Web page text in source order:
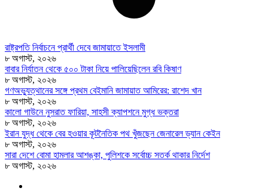
রাষ্ট্রপতি নির্বাচনে প্রার্থী দেবে জামায়াতে ইসলামী
৮ অগাস্ট, ২০২৬
বাবার নির্যাতন থেকে ৫০০ টাকা নিয়ে পালিয়েছিলেন রবি কিষাণ
৮ অগাস্ট, ২০২৬
গণঅভ্যুত্থানের সঙ্গে প্রথম বেইমানি জামায়াত আমিরের: রাশেদ খান
৮ অগাস্ট, ২০২৬
কালো গাউনে নুসরাত ফারিয়া, সাহসী ক্যাপশনে মুগ্ধ ভক্তরা
৮ অগাস্ট, ২০২৬
ইরান যুদ্ধ থেকে বের হওয়ার কূটনৈতিক পথ খুঁজছেন জেনারেল ড্যান কেইন
৮ অগাস্ট, ২০২৬
সারা দেশে বোমা হামলার আশঙ্কা, পুলিশকে সর্বোচ্চ সতর্ক থাকার নির্দেশ
৮ অগাস্ট, ২০২৬